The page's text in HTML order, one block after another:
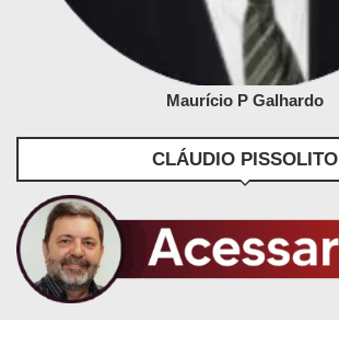
Maurício P Galhardo
CLÁUDIO PISSOLITO